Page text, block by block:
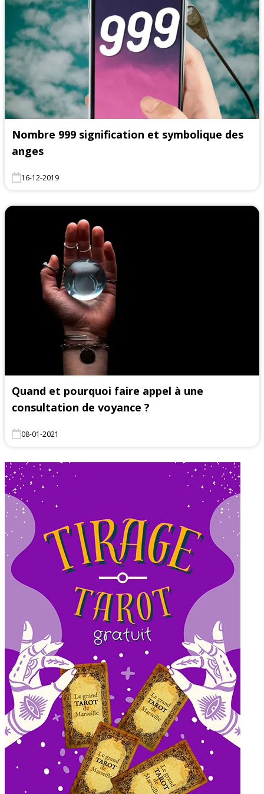
Nombre 999 signification et symbolique des
anges
16-12-2019
Quand et pourquoi faire appel à une
consultation de voyance ?
08-01-2021